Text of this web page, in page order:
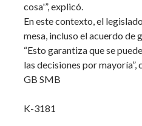
cosa'”, explicó.
En este contexto, el
mesa, incluso el acuerdo
“Esto garantiza que se
las decisiones por mayoría”,
GB SMB
K-3181